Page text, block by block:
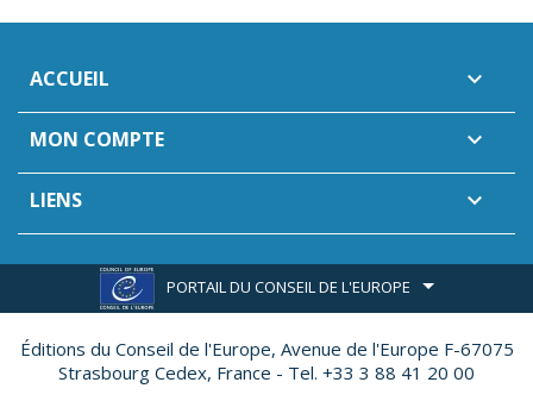
ACCUEIL 
MON COMPTE 
LIENS 
PORTAIL DU CONSEIL DE L'EUROPE
Éditions du Conseil de l'Europe, Avenue de l'Europe F-67075
Strasbourg Cedex, France - Tel. +33 3 88 41 20 00